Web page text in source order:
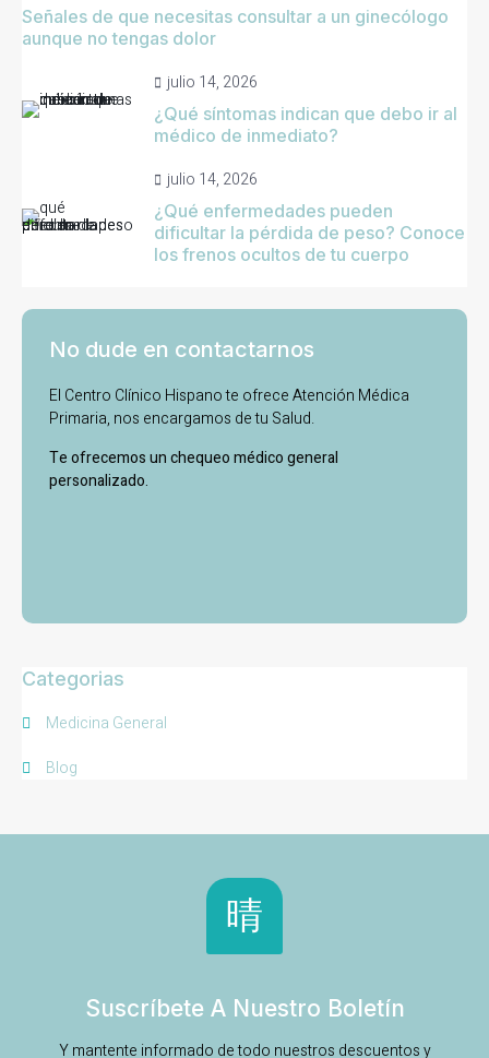
Señales de que necesitas consultar a un ginecólogo
aunque no tengas dolor
julio 14, 2026
¿Qué síntomas indican que debo ir al
médico de inmediato?
julio 14, 2026
¿Qué enfermedades pueden
dificultar la pérdida de peso? Conoce
los frenos ocultos de tu cuerpo
No dude en contactarnos
El Centro Clínico Hispano te ofrece Atención Médica
Primaria, nos encargamos de tu Salud.
Te ofrecemos un chequeo médico general
personalizado.
Categorias
Medicina General
Blog
Suscríbete A Nuestro Boletín
Y mantente informado de todo nuestros descuentos y